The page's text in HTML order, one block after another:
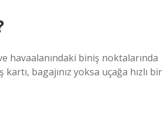
havaalanındaki biniş noktalarında
bagajınız yoksa uçağa hızlı bir